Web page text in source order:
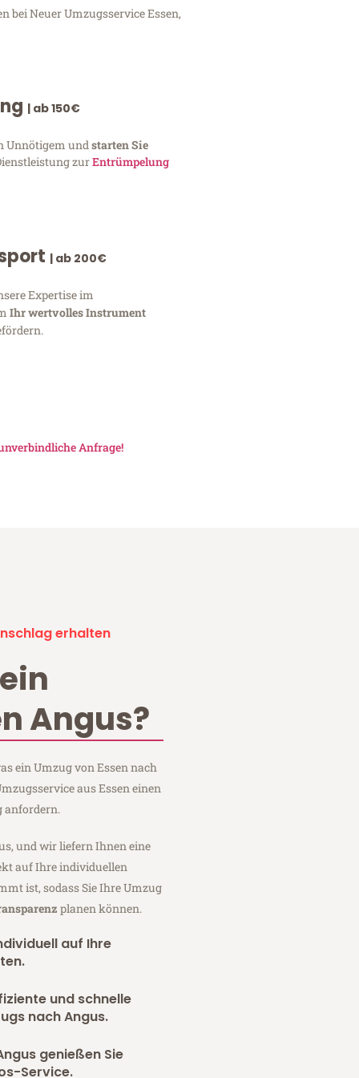
bei Neuer Umzugsservice Essen,
| ab 150€
Unnötigem und starten Sie
zurEntrümpelung
| ab 200€
Expertise im
Ihr wertvolles Instrument
Anfrage!
erhalten
Angus?
ein Umzug von Essen nach
aus Essen einen
anfordern.
und wir liefern Ihnen eine
auf Ihre individuellen
ist, sodass Sie Ihre Umzug
planen können.
auf Ihre
und schnelle
nach Angus.
genießen Sie
Service.